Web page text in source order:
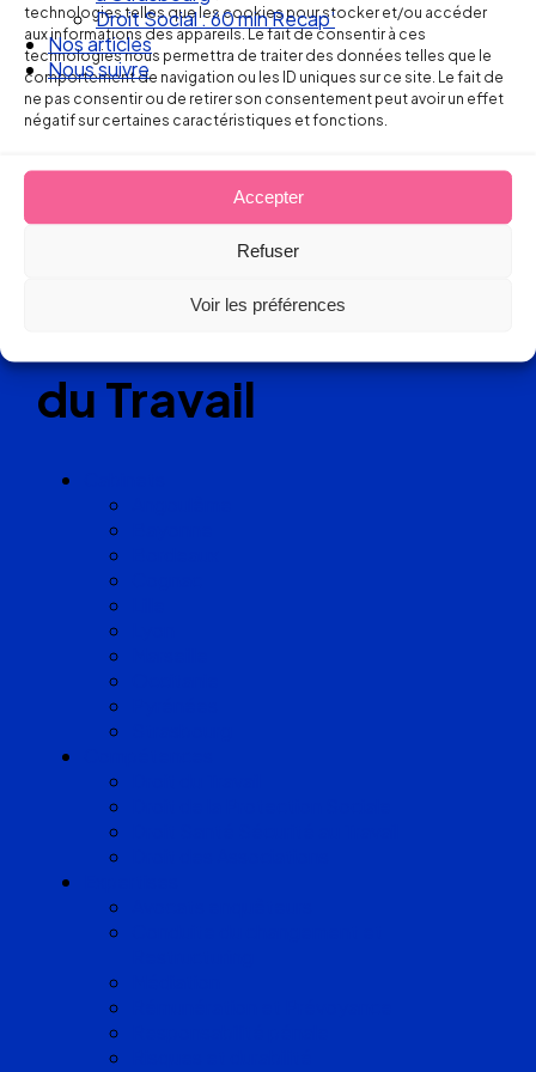
technologies telles que les cookies pour stocker et/ou accéder
aux informations des appareils. Le fait de consentir à ces
technologies nous permettra de traiter des données telles que le
comportement de navigation ou les ID uniques sur ce site. Le fait de
ne pas consentir ou de retirer son consentement peut avoir un effet
négatif sur certaines caractéristiques et fonctions.
Accepter
Refuser
Voir les préférences
Droit Social : 60 min Recap’
Nos articles
Nous suivre
Ellipse Avocats
Réseau
de cabinets
d’avocats
experts
du Travail